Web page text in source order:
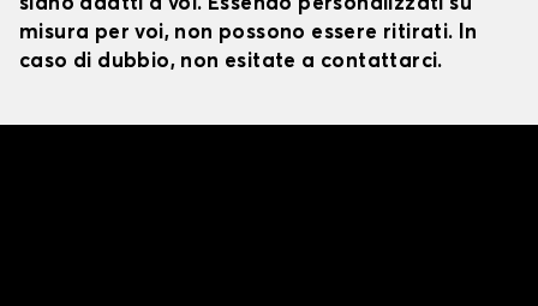
siano adatti a voi. Essendo personalizzati su
misura per voi, non possono essere ritirati. In
caso di dubbio, non esitate a contattarci.